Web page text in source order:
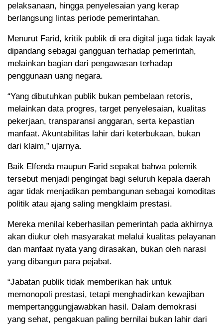
pelaksanaan, hingga penyelesaian yang kerap
berlangsung lintas periode pemerintahan.
Menurut Farid, kritik publik di era digital juga tidak layak
dipandang sebagai gangguan terhadap pemerintah,
melainkan bagian dari pengawasan terhadap
penggunaan uang negara.
“Yang dibutuhkan publik bukan pembelaan retoris,
melainkan data progres, target penyelesaian, kualitas
pekerjaan, transparansi anggaran, serta kepastian
manfaat. Akuntabilitas lahir dari keterbukaan, bukan
dari klaim,” ujarnya.
Baik Elfenda maupun Farid sepakat bahwa polemik
tersebut menjadi pengingat bagi seluruh kepala daerah
agar tidak menjadikan pembangunan sebagai komoditas
politik atau ajang saling mengklaim prestasi.
Mereka menilai keberhasilan pemerintah pada akhirnya
akan diukur oleh masyarakat melalui kualitas pelayanan
dan manfaat nyata yang dirasakan, bukan oleh narasi
yang dibangun para pejabat.
“Jabatan publik tidak memberikan hak untuk
memonopoli prestasi, tetapi menghadirkan kewajiban
mempertanggungjawabkan hasil. Dalam demokrasi
yang sehat, pengakuan paling bernilai bukan lahir dari